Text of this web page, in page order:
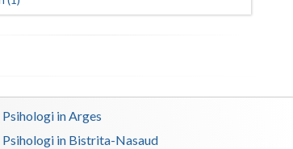
Teleorman
Psihologi in Arges
Psihologi in Bistrita-Nasaud